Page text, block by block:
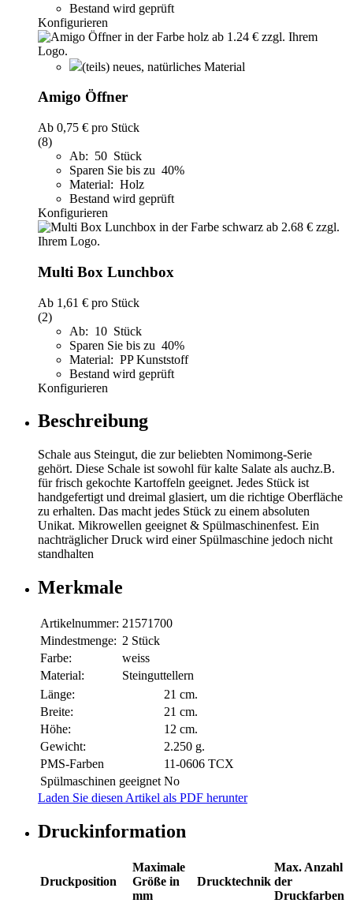
Bestand wird geprüft
Konfigurieren
(teils) neues, natürliches Material
Amigo Öffner
Ab 0,75 € pro Stück
(8)
Ab: 50 Stück
Sparen Sie bis zu 40%
Material: Holz
Bestand wird geprüft
Konfigurieren
Multi Box Lunchbox
Ab 1,61 € pro Stück
(2)
Ab: 10 Stück
Sparen Sie bis zu 40%
Material: PP Kunststoff
Bestand wird geprüft
Konfigurieren
Beschreibung
Schale aus Steingut, die zur beliebten Nomimong-Serie
gehört. Diese Schale ist sowohl für kalte Salate als auchz.B.
für frisch gekochte Kartoffeln geeignet. Jedes Stück ist
handgefertigt und dreimal glasiert, um die richtige Oberfläche
zu erhalten. Das macht jedes Stück zu einem absoluten
Unikat. Mikrowellen geeignet & Spülmaschinenfest. Ein
nachträglicher Druck wird einer Spülmaschine jedoch nicht
standhalten
Merkmale
Artikelnummer: 21571700
Mindestmenge: 2 Stück
Farbe:
weiss
Material:
Steinguttellern
Länge:
21 cm.
Breite:
21 cm.
Höhe:
12 cm.
Gewicht:
2.250 g.
PMS-Farben
11-0606 TCX
Spülmaschinen geeignet No
Laden Sie diesen Artikel als PDF herunter
Druckinformation
Druckposition
Maximale
Größe in
mm
Drucktechnik
Max. Anzahl
der
Druckfarben